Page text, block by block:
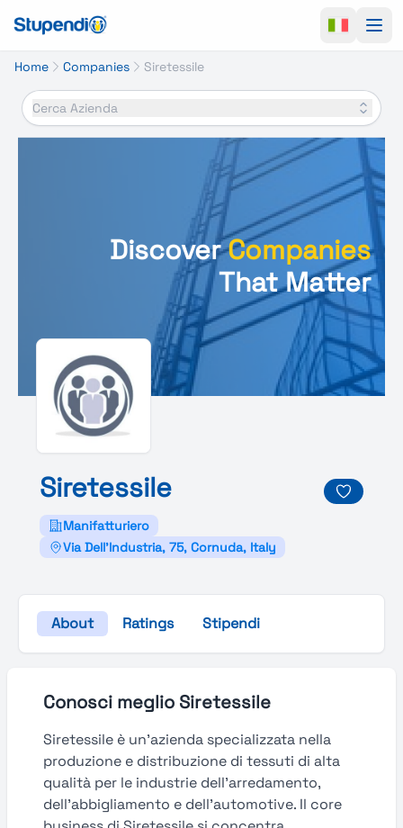
Home Companies Siretessile
Cerca Azienda
DiscoverCompanies
That Matter
Siretessile
Manifatturiero
Via Dell'Industria, 75, Cornuda, Italy
About Ratings Stipendi
Conosci meglio Siretessile
Siretessile è un’azienda specializzata nella
produzione e distribuzione di tessuti di alta
qualità per le industrie dell’arredamento,
dell’abbigliamento e dell’automotive. Il core